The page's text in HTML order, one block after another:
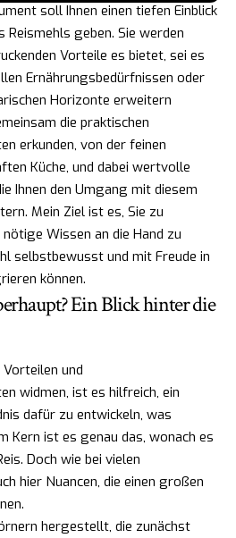
soll Ihnen einen tiefen Einblick
geben. Sie werden
Vorteile es bietet, sei es
Ernährungsbedürfnissen oder
Horizonte erweitern
die praktischen
erkunden, von der feinen
Küche, und dabei wertvolle
Ihnen den Umgang mit diesem
Mein Ziel ist es, Sie zu
Wissen an die Hand zu
selbstbewusst und mit Freude in
können.
Ein Blick hinter die
und
widmen, ist es hilfreich, ein
dafür zu entwickeln, was
Kern ist es genau das, wonach es
Doch wie bei vielen
hier Nuancen, die einen großen
hergestellt, die zunächst